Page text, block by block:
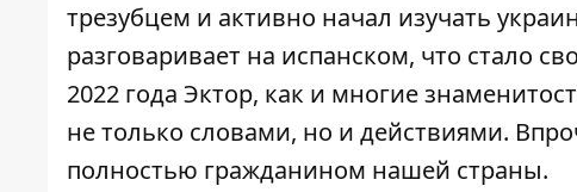
трезубцем и активно начал изучать
разговаривает на испанском, что стало
2022 года Эктор, как и многие
не только словами, но и действиями.
полностью гражданином нашей страны.